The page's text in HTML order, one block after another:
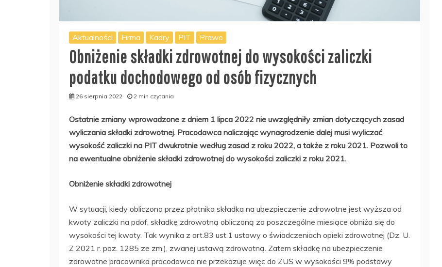
Aktualności Firma Kadry PIT Prawo
Obniżenie składki zdrowotnej do wysokości zaliczki
podatku dochodowego od osób fizycznych
26 sierpnia 2022 2 min czytania
Ostatnie zmiany wprowadzone z dniem 1 lipca 2022 nie uwzględniły zmian dotyczących zasad
wyliczania składki zdrowotnej. Pracodawca naliczając wynagrodzenie dalej musi wyliczać
wysokość zaliczki na PIT dwukrotnie według zasad z roku 2022, a także z roku 2021. Pozwoli to
na ewentualne obniżenie składki zdrowotnej do wysokości zaliczki z roku 2021.
Obniżenie składki zdrowotnej
W sytuacji, kiedy obliczona przez płatnika składka na ubezpieczenie zdrowotne jest wyższa od
kwoty zaliczki na pdof, składkę zdrowotną obliczoną za poszczególne miesiące obniża się do
wysokości tej kwoty. Tak wynika z art.83 ust.1 ustawy o świadczeniach opieki zdrowotnej (Dz. U.
Z 2021 r. poz. 1285 ze zm.), zwanej ustawą zdrowotną. Zatem składkę na ubezpieczenie
zdrowotne pracownika pracodawca nie przekazuje więc do ZUS w wysokości 9% podstawy